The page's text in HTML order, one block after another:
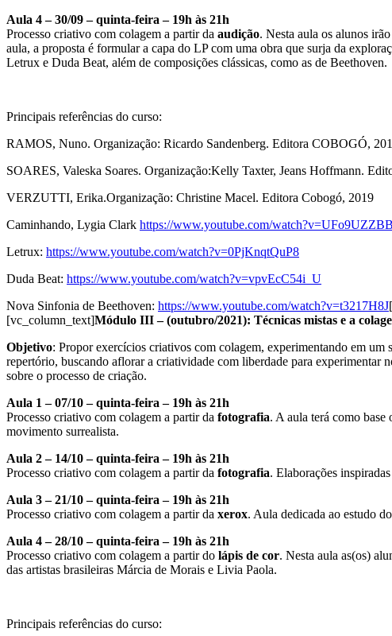
Aula 4 – 30/09 – quinta-feira – 19h às 21h
Processo criativo com colagem a partir da audição. Nesta aula os alunos
aula, a proposta é formular a capa do LP com uma obra que surja da
Letrux e Duda Beat, além de composições clássicas, como as de Beethoven.
Principais referências do curso:
RAMOS, Nuno. Organização: Ricardo Sandenberg. Editora COBOGÓ,
SOARES, Valeska Soares. Organização:Kelly Taxter, Jeans Hoffmann.
VERZUTTI, Erika.Organização: Christine Macel. Editora Cobogó, 2019
Caminhando, Lygia Clark https://www.youtube.com/
Letrux: https://www.youtube.com/watch?v=0PjKnqtQuP8
Duda Beat: https://www.youtube.com/watch?v=vpvEcC54i_U
Nova Sinfonia de Beethoven: https://www.youtube.com/watch?v=t3217H8J
[vc_column_text]Módulo III – (outubro/2021): Técnicas mistas e a
Objetivo: Propor exercícios criativos com colagem, experimentando em
repertório, buscando aflorar a criatividade com liberdade para experimentar
sobre o processo de criação.
Aula 1 – 07/10 – quinta-feira – 19h às 21h
Processo criativo com colagem a partir da fotografia. A aula terá como
movimento surrealista.
Aula 2 – 14/10 – quinta-feira – 19h às 21h
Processo criativo com colagem a partir da fotografia. Elaborações
Aula 3 – 21/10 – quinta-feira – 19h às 21h
Processo criativo com colagem a partir da xerox. Aula dedicada ao estudo
Aula 4 – 28/10 – quinta-feira – 19h às 21h
Processo criativo com colagem a partir do lápis de cor. Nesta aula as(os)
das artistas brasileiras Márcia de Morais e Livia Paola.
Principais referências do curso: